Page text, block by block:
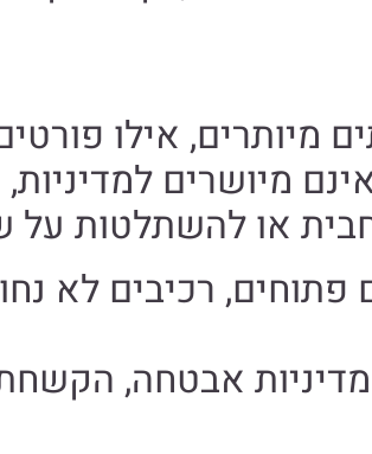
מיותרים, אילו
מיושרים
או להשתלטות
פתוחים, רכיבים לא
אבטחה,